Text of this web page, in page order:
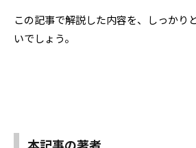
この記事で解説した内容を、しっかり
いでしょう。
本記事の著者